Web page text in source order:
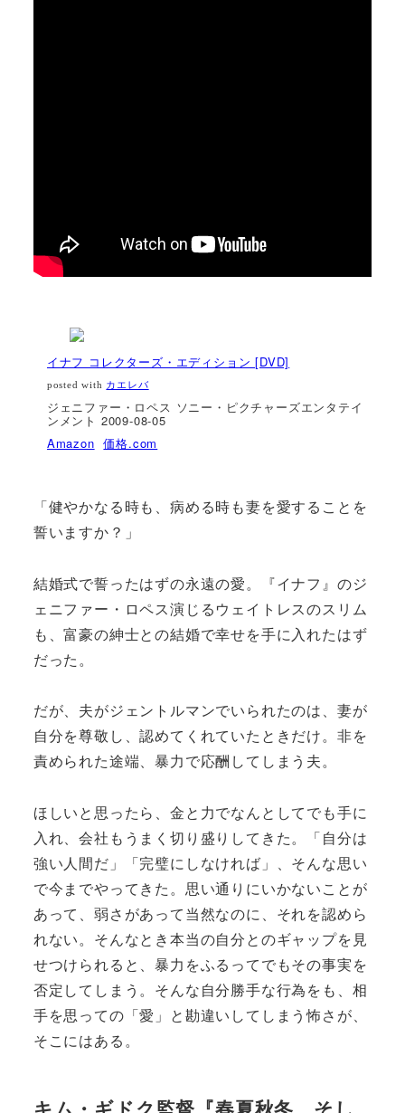
イナフ コレクターズ・エディション [DVD]
posted with カエレバ
ジェニファー・ロペス ソニー・ピクチャーズエンタテイ
ンメント 2009-08-05
Amazon 価格.com
「健やかなる時も、病める時も妻を愛することを
誓いますか？」
結婚式で誓ったはずの永遠の愛。『イナフ』のジ
ェニファー・ロペス演じるウェイトレスのスリム
も、富豪の紳士との結婚で幸せを手に入れたはず
だった。
だが、夫がジェントルマンでいられたのは、妻が
自分を尊敬し、認めてくれていたときだけ。非を
責められた途端、暴力で応酬してしまう夫。
ほしいと思ったら、金と力でなんとしてでも手に
入れ、会社もうまく切り盛りしてきた。「自分は
強い人間だ」「完璧にしなければ」、そんな思い
で今までやってきた。思い通りにいかないことが
あって、弱さがあって当然なのに、それを認めら
れない。そんなとき本当の自分とのギャップを見
せつけられると、暴力をふるってでもその事実を
否定してしまう。そんな自分勝手な行為をも、相
手を思っての「愛」と勘違いしてしまう怖さが、
そこにはある。